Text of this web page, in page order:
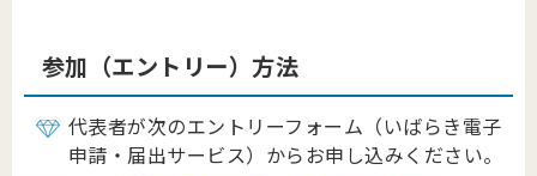
参加（エントリー）方法
代表者が次のエントリーフォーム（いばらき電子
申請・届出サービス）からお申し込みください。